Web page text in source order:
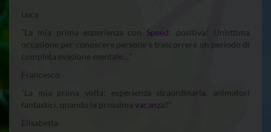
Luca
“La mia prima esperienza con Speed: positiva! Un’ottima
occasione per conoscere persone e trascorrere un periodo di
completa evasione mentale…”
Francesco
“La mia prima volta: esperienza straordinaria, animatori
fantastici, quando la prossima vacanza?”
Elisabetta